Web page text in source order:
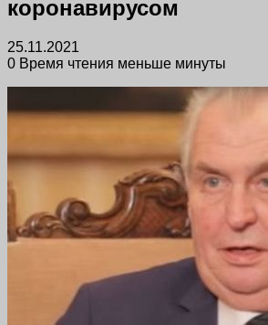
коронавирусом
25.11.2021
0 Время чтения меньше минуты